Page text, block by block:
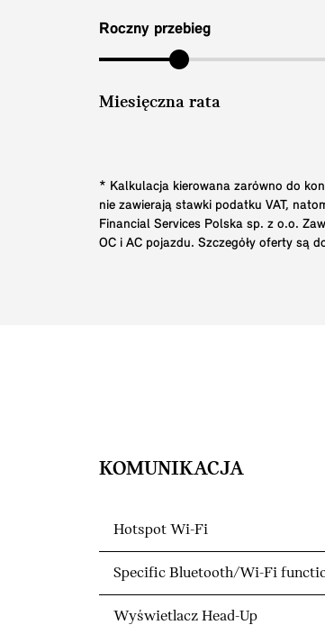
Roczny przebieg
Miesięczna rata
* Kalkulacja kierowana zarówno do
nie zawierają stawki podatku VAT,
Financial Services Polska sp. z o.o.
OC i AC pojazdu. Szczegóły oferty są
KOMUNIKACJA
Hotspot Wi-Fi
Specific Bluetooth/Wi-Fi
Wyświetlacz Head-Up